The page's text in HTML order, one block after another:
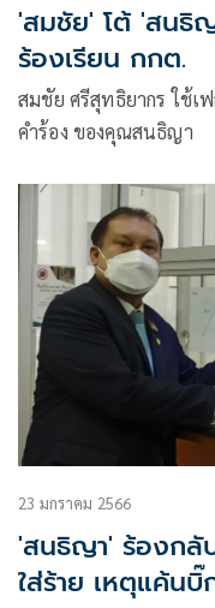
'สมชัย' โต้ 'สนธิ
ร้องเรียน กกต.
สมชัย ศรีสุทธิยากร ใช้เ
คำร้อง ของคุณสนธิญา
23 มกราคม 2566
'สนธิญา' ร้องกลั
ใส่ร้าย เหตุแค้นบิ๊